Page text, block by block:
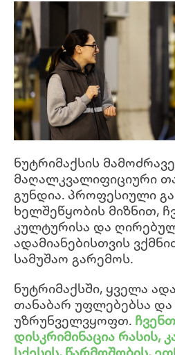
ნუტრიმაქსის
მაღალკვალიფიციური
გუნდია. პროფესიული
ხელშეწყობის მიზნით,
კულტურისა და
ადამიანებისთვის
სამუშაო გარემოს.
ნუტრიმაქსში, ყველა
თანაბარ უფლებებსა
უზრუნველვყოფთ.
დისკრიმინაცია რასის,